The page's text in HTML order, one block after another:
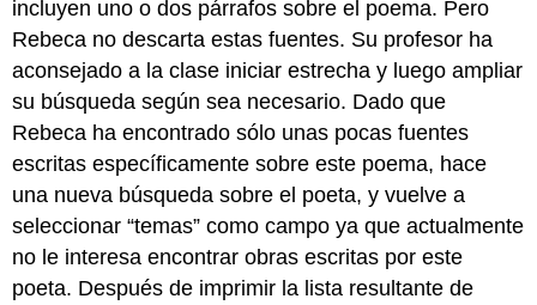
incluyen uno o dos párrafos sobre el poema. Pero
Rebeca no descarta estas fuentes. Su profesor ha
aconsejado a la clase iniciar estrecha y luego ampliar
su búsqueda según sea necesario. Dado que
Rebeca ha encontrado sólo unas pocas fuentes
escritas específicamente sobre este poema, hace
una nueva búsqueda sobre el poeta, y vuelve a
seleccionar “temas” como campo ya que actualmente
no le interesa encontrar obras escritas por este
poeta. Después de imprimir la lista resultante de